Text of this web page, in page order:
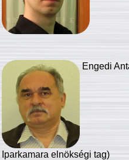
Engedi
Iparkamara elnökségi tag)